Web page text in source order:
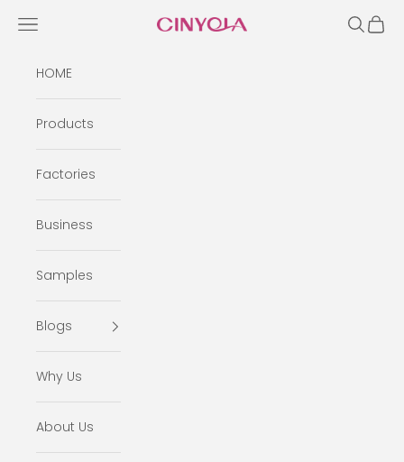
Cinyola
Open navigation menu Open
HOME
Products
Factories
Business
Samples
Blogs
Why Us
About Us